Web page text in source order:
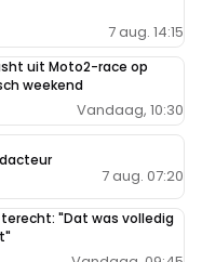
7 aug. 14:15
uit Moto2-race op
weekend
Vandaag, 10:30
7 aug. 07:20
"Dat was volledig